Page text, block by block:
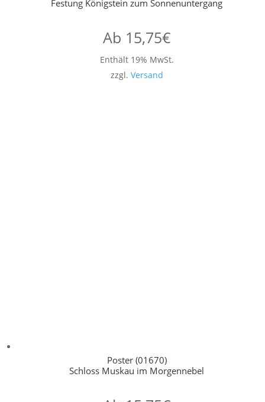
Festung Königstein zum Sonnenuntergang
Ab 15,75€
Enthält 19% MwSt.
zzgl. Versand
Poster (01670)
Schloss Muskau im Morgennebel